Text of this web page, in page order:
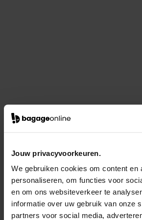
Jouw privacyvoorkeuren.
We gebruiken cookies om content en
personaliseren, om functies voor
en om ons websiteverkeer te
informatie over uw gebruik van onze
partners voor social media,